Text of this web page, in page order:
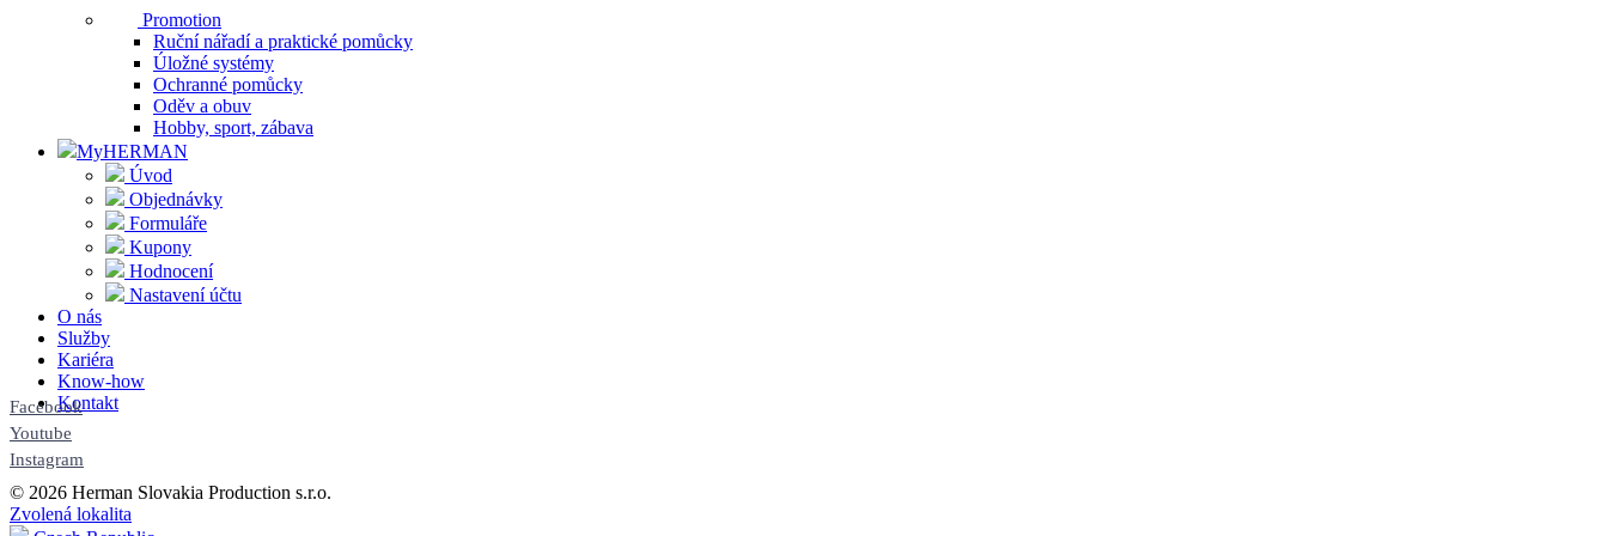
Promotion
Ruční nářadí a praktické pomůcky
Úložné systémy
Ochranné pomůcky
Oděv a obuv
Hobby, sport, zábava
MyHERMAN
Úvod
Objednávky
Formuláře
Kupony
Hodnocení
Nastavení účtu
O nás
Služby
Kariéra
Know-how
Kontakt
Facebook
Youtube
Instagram
© 2026 Herman Slovakia Production s.r.o.
Zvolená lokalita